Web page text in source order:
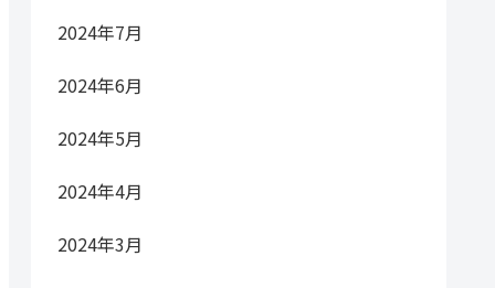
2024年7月
2024年6月
2024年5月
2024年4月
2024年3月